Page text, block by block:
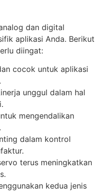
dan digital
aplikasi Anda. Berikut
diingat:
cocok untuk aplikasi
unggul dalam hal
mengendalikan
dalam kontrol
terus meningkatkan
kedua jenis